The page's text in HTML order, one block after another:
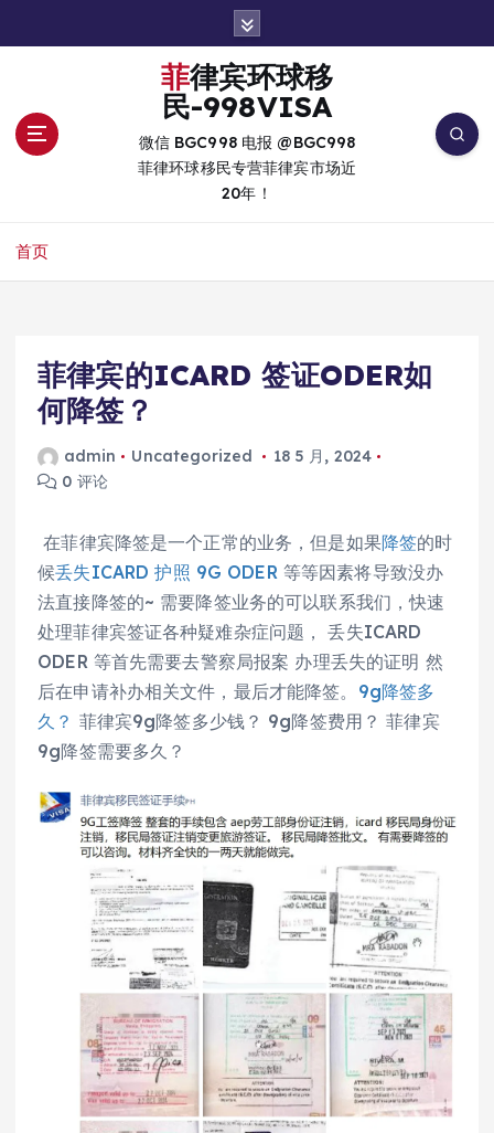
菲律宾环球移
民-998VISA
微信 BGC998 电报 @BGC998
菲律环球移民专营菲律宾市场近
20年！
首页
菲律宾的ICARD 签证ODER如
何降签？
admin Uncategorized
18 5 月, 2024
0 评论
在菲律宾降签是一个正常的业务，但是如果降签的时
候丢失ICARD 护照 9G ODER 等等因素将导致没办
法直接降签的~ 需要降签业务的可以联系我们，快速
处理菲律宾签证各种疑难杂症问题， 丢失ICARD
ODER 等首先需要去警察局报案 办理丢失的证明 然
后在申请补办相关文件，最后才能降签。 9g降签多
久？ 菲律宾9g降签多少钱？ 9g降签费用？ 菲律宾
9g降签需要多久？